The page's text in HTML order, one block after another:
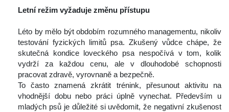
Letní režim vyžaduje změnu přístupu
Léto by mělo být obdobím rozumného managementu, nikoliv
testování fyzických limitů psa. Zkušený vůdce chápe, že
kutečná kondice loveckého psa nespočívá v tom, kolik
vydrží za každou cenu, ale v dlouhodobé schopnosti
pracovat zdravě, vyrovnaně a bezpečně.
To často znamená zkrátit trénink, přesunout aktivitu na
vhodnější dobu nebo práci úplně vynechat. Především u
mladých psů je důležité si uvědomit, že negativní zkušenost